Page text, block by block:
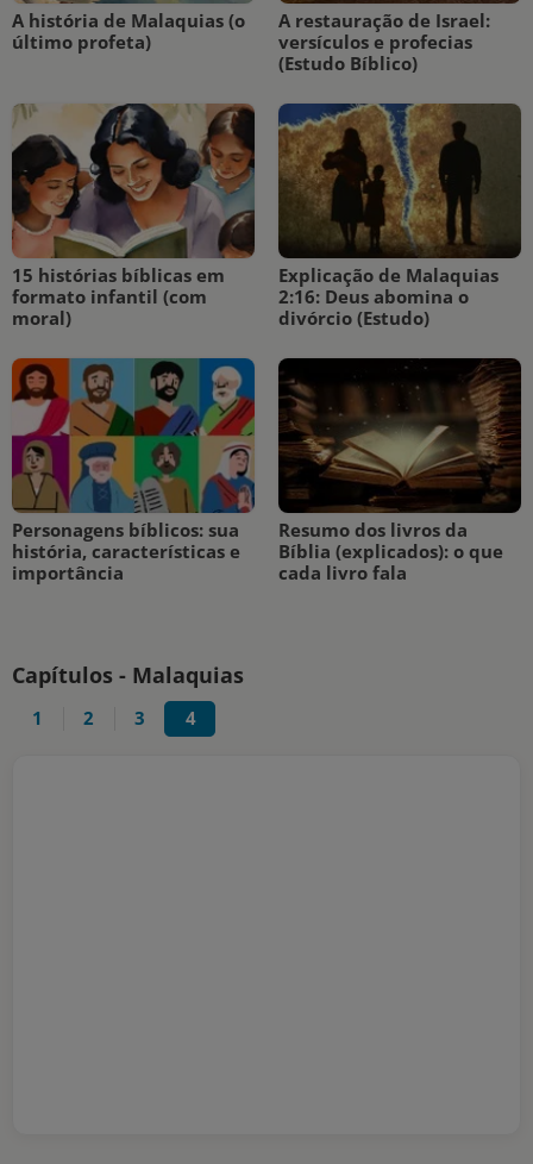
A história de Malaquias (o
último profeta)
A restauração de Israel:
versículos e profecias
(Estudo Bíblico)
15 histórias bíblicas em
formato infantil (com
moral)
Explicação de Malaquias
2:16: Deus abomina o
divórcio (Estudo)
Personagens bíblicos: sua
história, características e
importância
Resumo dos livros da
Bíblia (explicados): o que
cada livro fala
Capítulos - Malaquias
1 2 3 4